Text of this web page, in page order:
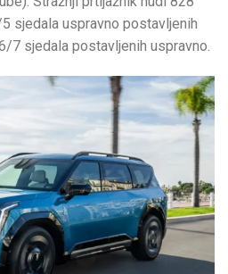
sjedala uspravno postavljenih
7 sjedala postavljenih uspravno.